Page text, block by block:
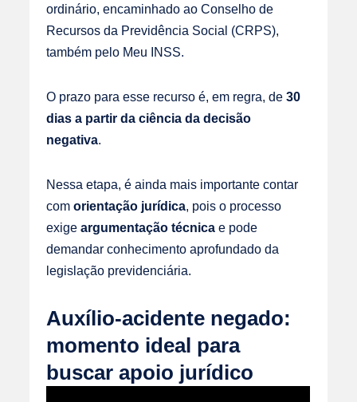
ordinário, encaminhado ao Conselho de
Recursos da Previdência Social (CRPS),
também pelo Meu INSS.
O prazo para esse recurso é, em regra, de30
dias a partir da ciência da decisão
negativa.
Nessa etapa, é ainda mais importante contar
comorientação jurídica, pois o processo
exigeargumentação técnica e pode
demandar conhecimento aprofundado da
legislação previdenciária.
Auxílio-acidente negado:
momento ideal para
buscar apoio jurídico